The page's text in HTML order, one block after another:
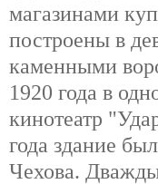
магазинами
построены в
каменными
1920 года в
кинотеатр
года здание
Чехова.